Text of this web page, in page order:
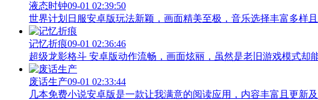
液态时钟09-01 02:39:50
世界计划日服安卓版玩法新颖，画面精美至极，音乐选择丰富多样
记忆折痕09-01 02:36:46
超级龙影格斗 安卓版动作流畅，画面炫丽，虽然是老旧游戏模式却
废话生产09-01 02:33:44
几本免费小说安卓版是一款让我满意的阅读应用，内容丰富且更新